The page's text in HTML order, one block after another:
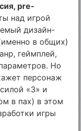
pre-
над игрой
дизайн-
в общих)
геймплей,
Но
персонаж
«3» и
в пах) в этом
игры